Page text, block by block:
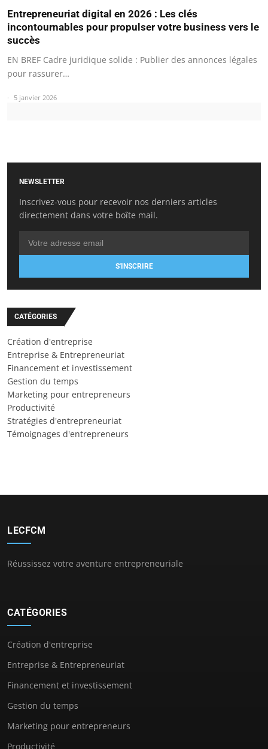
Entrepreneuriat digital en 2026 : Les clés
incontournables pour propulser votre business vers le
succès
EN BREF Cadre juridique solide : Publier des annonces légales
pour rassurer…
5 janvier 2026
NEWSLETTER
Inscrivez-vous pour recevoir nos derniers articles
directement dans votre boîte mail.
S'INSCRIRE
CATÉGORIES
Création d'entreprise
Entreprise & Entrepreneuriat
Financement et investissement
Gestion du temps
Marketing pour entrepreneurs
Productivité
Stratégies d'entrepreneuriat
Témoignages d'entrepreneurs
LECFCM
Réussissez votre aventure entrepreneuriale
CATÉGORIES
Création d'entreprise
Entreprise & Entrepreneuriat
Financement et investissement
Gestion du temps
Marketing pour entrepreneurs
Productivité